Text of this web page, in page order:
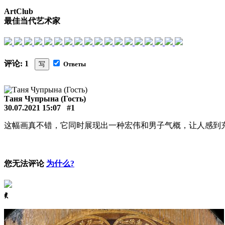
ArtClub
最佳当代艺术家
评论: 1 写 Ответы
Таня Чупрына (Гость)
30.07.2021 15:07
#1
这幅画真不错，它同时展现出一种宏伟和男子气概，让人感到
您无法评论 为什么?
ꈅ